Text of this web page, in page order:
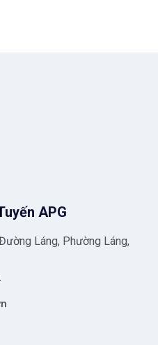
APG
Láng, Phường Láng,